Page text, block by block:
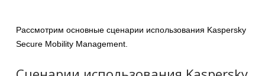
Рассмотрим основные сценарии использования Kaspersky
Secure Mobility Management.